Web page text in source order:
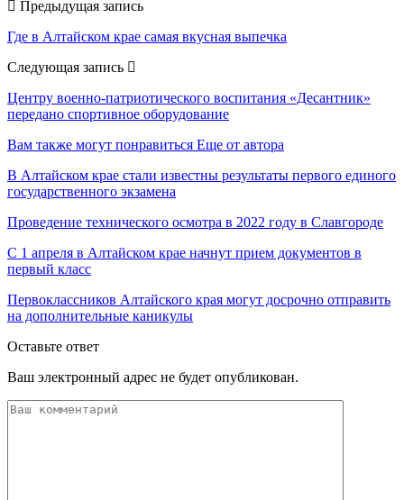
Предыдущая запись
Где в Алтайском крае самая вкусная выпечка
Следующая запись
Центру военно-патриотического воспитания «Десантник»
передано спортивное оборудование
Вам также могут понравиться Еще от автора
В Алтайском крае стали известны результаты первого единого
государственного экзамена
Проведение технического осмотра в 2022 году в Славгороде
С 1 апреля в Алтайском крае начнут прием документов в
первый класс
Первоклассников Алтайского края могут досрочно отправить
на дополнительные каникулы
Оставьте ответ
Ваш электронный адрес не будет опубликован.